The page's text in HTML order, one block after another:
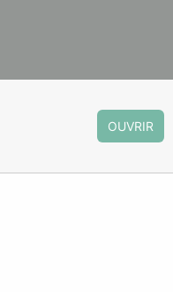
OUVRIR